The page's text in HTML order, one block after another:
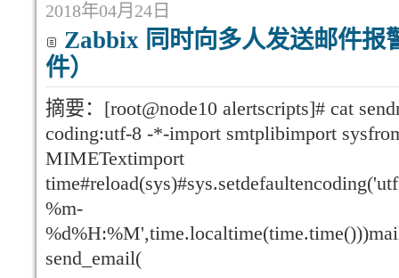
2018年04月24日
Zabbix 同时向多人发送邮件报
件）
摘要：[root@node10 alertscripts]# cat
coding:utf-8 -*-import smtplibimport
MIMETextimport
%m-
send_email(